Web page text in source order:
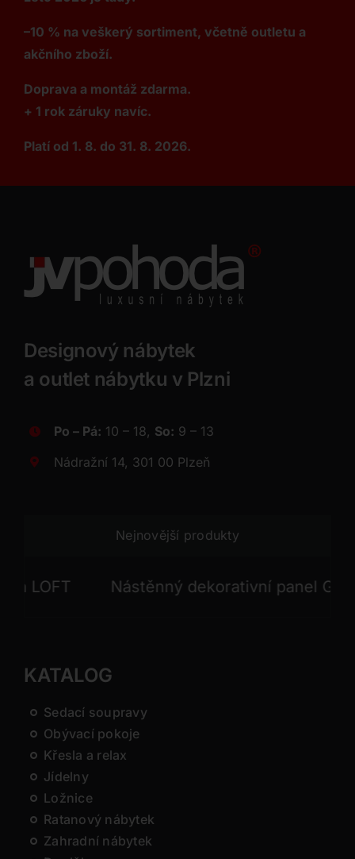
–10 % na veškerý sortiment, včetně outletu a
akčního zboží.
Doprava a montáž zdarma.
+ 1 rok záruky navíc.
Platí od 1. 8. do 31. 8. 2026.
Designový nábytek
a outlet nábytku v Plzni
Po – Pá: 10 – 18, So: 9 – 13
Nádražní 14, 301 00 Plzeň
Nejnovější produkty
Nástěnný dekorativní panel GONG
KATALOG
Sedací soupravy
Obývací pokoje
Křesla a relax
Jídelny
Ložnice
Ratanový nábytek
Zahradní nábytek